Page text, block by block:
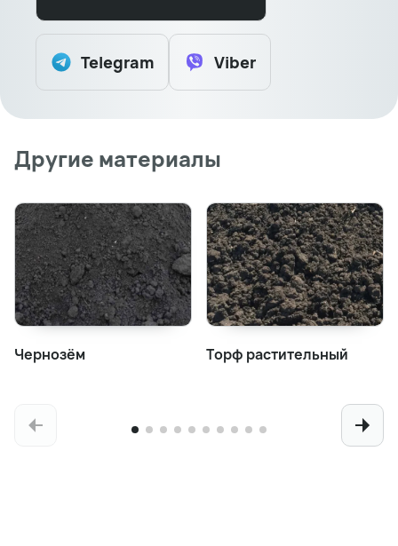
Telegram Viber
Другие материалы
Чернозём Торф растительный